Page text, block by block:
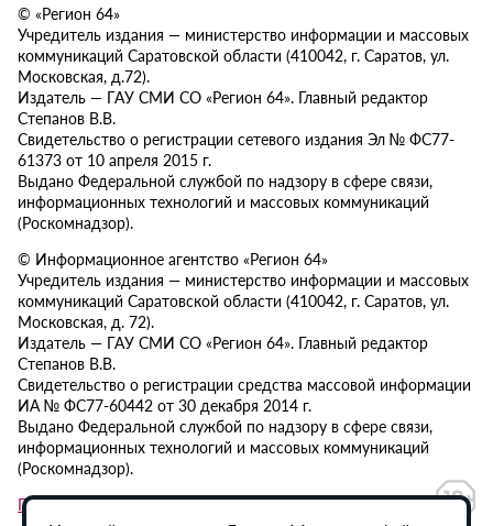
© «Регион 64»
Учредитель издания — министерство информации и массовых
коммуникаций Саратовской области (410042, г. Саратов, ул.
Московская, д.72).
Издатель — ГАУ СМИ СО «Регион 64». Главный редактор
Степанов В.В.
Свидетельство о регистрации сетевого издания Эл № ФС77-
61373 от 10 апреля 2015 г.
Выдано Федеральной службой по надзору в сфере связи,
информационных технологий и массовых коммуникаций
(Роскомнадзор).
© Информационное агентство «Регион 64»
Учредитель издания — министерство информации и массовых
коммуникаций Саратовской области (410042, г. Саратов, ул.
Московская, д. 72).
Издатель — ГАУ СМИ СО «Регион 64». Главный редактор
Степанов В.В.
Свидетельство о регистрации средства массовой информации
ИА № ФС77-60442 от 30 декабря 2014 г.
Выдано Федеральной службой по надзору в сфере связи,
информационных технологий и массовых коммуникаций
(Роскомнадзор).
Политика в отношении обработки персональных данных